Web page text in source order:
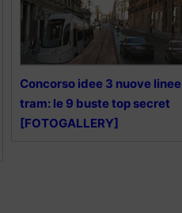
Concorso idee 3 nuove linee
tram: le 9 buste top secret
[FOTOGALLERY]